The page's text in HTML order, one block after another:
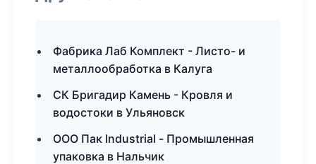
Фабрика Лаб Комплект - Листо- и
металлообработка в Калуга
СК Бригадир Камень - Кровля и
водостоки в Ульяновск
ООО Пак Industrial - Промышленная
упаковка в Нальчик